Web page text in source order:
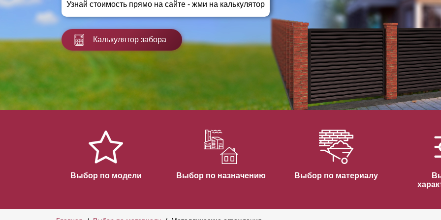
Заборы для дачи
Заборы и ограждения для школ
Забор на участок 10 соток
Горизонтальные заборы
Высокие заборы
Красивые, дизайнерские заборы
ВЫБОР ПО СПОСОБУ МОНТАЖА
Заборы под ключ
Готовые заборы
Быстровозводимые заборы
Узнай стоимость прямо на сайте - жми на калькулятор
Калькулятор забора
Выбор по модели Выбор по назначению Выбор по материалу